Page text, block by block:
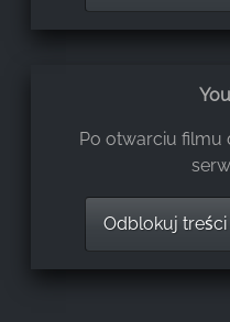
Po otwarciu filmu
Odblokuj